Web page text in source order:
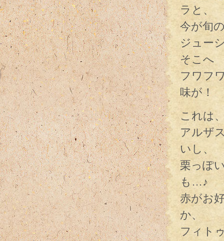
ラと、
今が旬
ジュー
そこへ
フワフ
味が！
これは
アルザ
いし、
栗っぽ
も…♪
赤がお
か、
フィト